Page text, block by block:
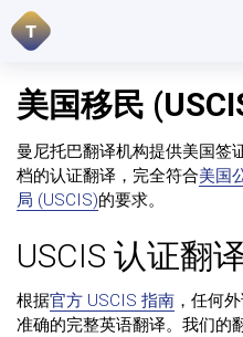
T
美国移民
曼尼托巴翻译机构提供美国签
档的认证翻译，完全符合美国
局 (USCIS)的要求。
USCIS 认证翻
根据官方 USCIS 指南 ，任何
准确的完整英语翻译。我们的